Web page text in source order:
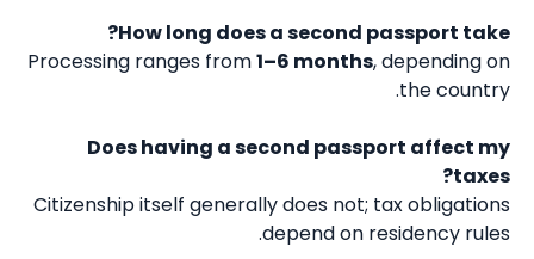
How long does a second passport take?
Processing ranges from1–6 months, depending on
the country.
Does having a second passport affect my
taxes?
Citizenship itself generally does not; tax obligations
depend on residency rules.